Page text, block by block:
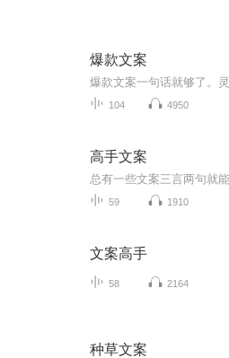
爆款文案
104 4950
高手文案
59 1910
文案高手
58 2164
种草文案